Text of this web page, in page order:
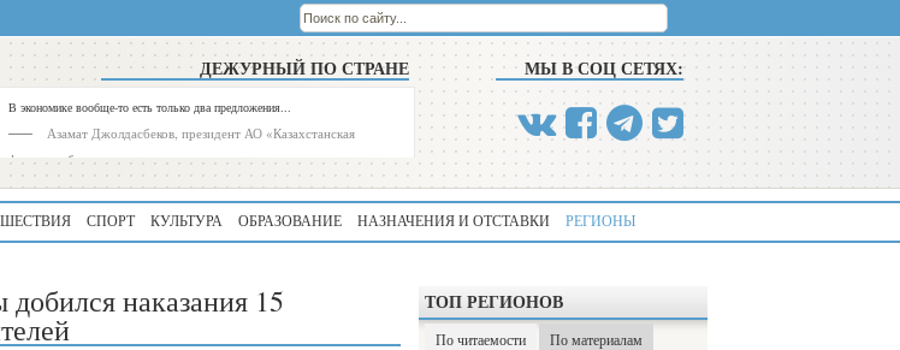
ДЕЖУРНЫЙ ПО СТРАНЕ
В экономике вообще-то есть только два предложения...
Азамат Джолдасбеков, президент АО «Казахстанская
фондовая биржа»
МЫ В СОЦ СЕТЯХ:
СПОРТ КУЛЬТУРА ОБРАЗОВАНИЕ НАЗНАЧЕНИЯ И ОТСТАВКИ РЕГИОНЫ
наказания 15 ТОП РЕГИОНОВ
По читаемости По материалам